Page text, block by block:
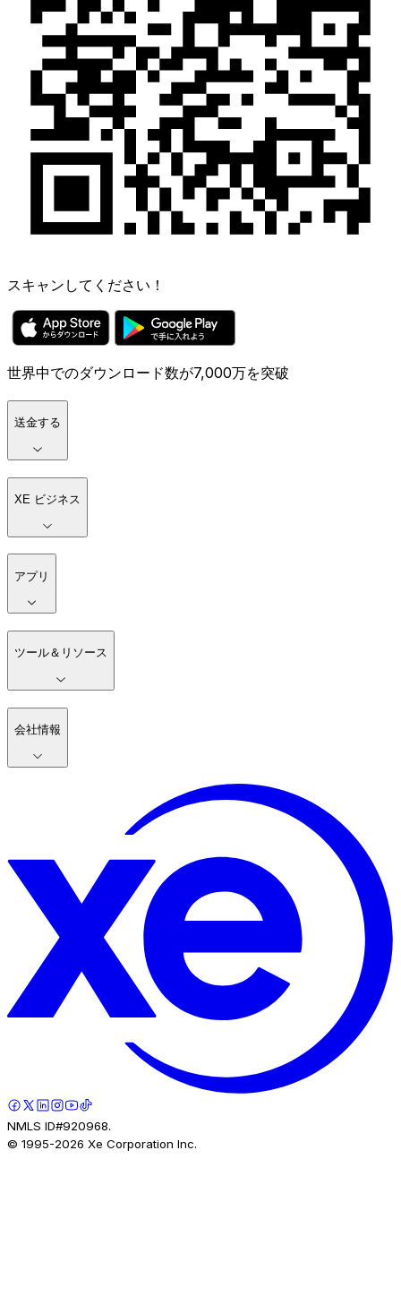
スキャンしてください！
世界中でのダウンロード数が7,000万を突破
送金する
XE ビジネス
アプリ
ツール＆リソース
会社情報
NMLS ID#920968.
© 1995-2026 Xe Corporation Inc.